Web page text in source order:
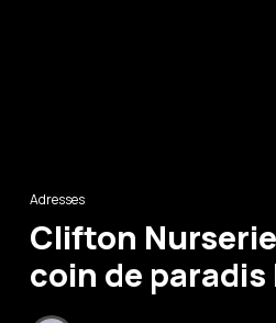
Adresses
Clifton
coin de